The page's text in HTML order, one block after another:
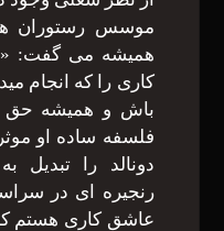
موسس رستوران
همیشه می گفت:
کاری را که انجام
باش و همیشه حق
فلسفه ساده او
دونالد را تبدیل
رنجیره ای در
عاشق کاری هستم